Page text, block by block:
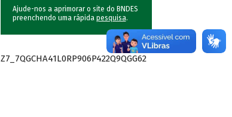
Ajude-nos a aprimorar o site do BNDES
preenchendo uma rápida pesquisa.
Z7_7QGCHA41L0RP906P422Q9QGG62